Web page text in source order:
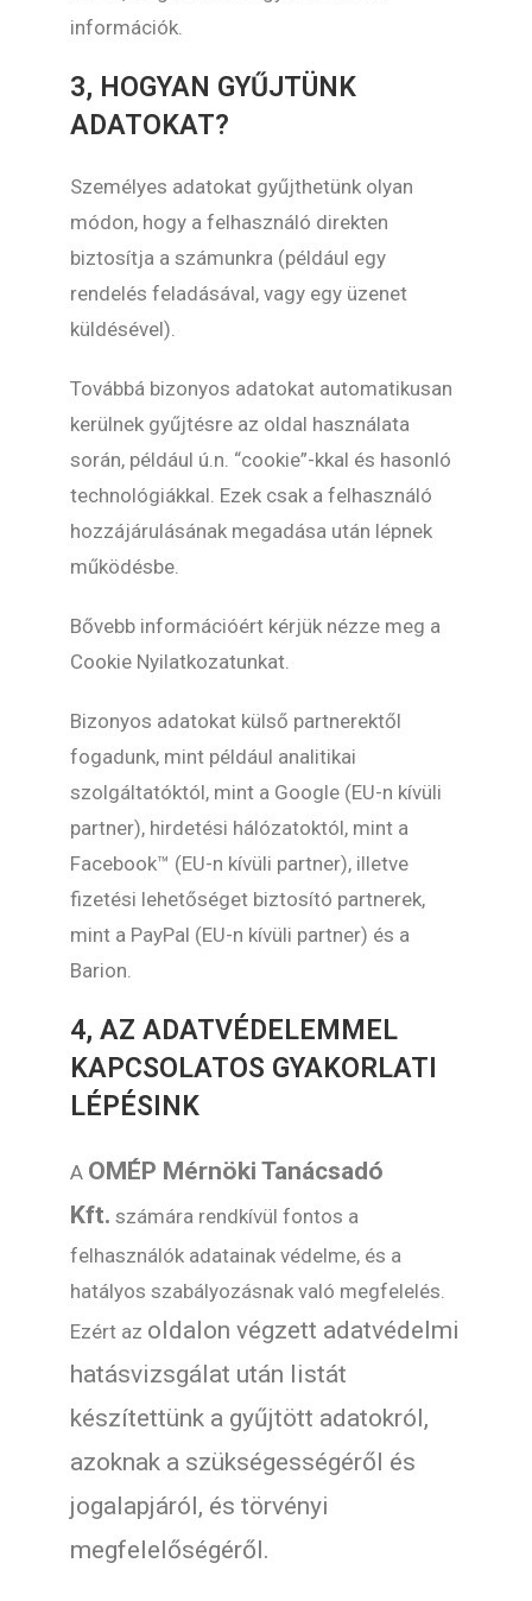
információk.
3, HOGYAN GYŰJTÜNK
ADATOKAT?
Személyes adatokat gyűjthetünk olyan
módon, hogy a felhasználó direkten
biztosítja a számunkra (például egy
rendelés feladásával, vagy egy üzenet
küldésével).
Továbbá bizonyos adatokat automatikusan
kerülnek gyűjtésre az oldal használata
során, például ú.n. “cookie”-kkal és hasonló
technológiákkal. Ezek csak a felhasználó
hozzájárulásának megadása után lépnek
működésbe.
Bővebb információért kérjük nézze meg a
Cookie Nyilatkozatunkat.
Bizonyos adatokat külső partnerektől
fogadunk, mint például analitikai
szolgáltatóktól, mint a Google (EU-n kívüli
partner), hirdetési hálózatoktól, mint a
Facebook™ (EU-n kívüli partner), illetve
fizetési lehetőséget biztosító partnerek,
mint a PayPal (EU-n kívüli partner) és a
Barion.
4, AZ ADATVÉDELEMMEL
KAPCSOLATOS GYAKORLATI
LÉPÉSINK
A OMÉP Mérnöki Tanácsadó
Kft. számára rendkívül fontos a
felhasználók adatainak védelme, és a
hatályos szabályozásnak való megfelelés.
Ezért az oldalon végzett adatvédelmi
hatásvizsgálat után listát
készítettünk a gyűjtött adatokról,
azoknak a szükségességéről és
jogalapjáról, és törvényi
megfelelőségéről.